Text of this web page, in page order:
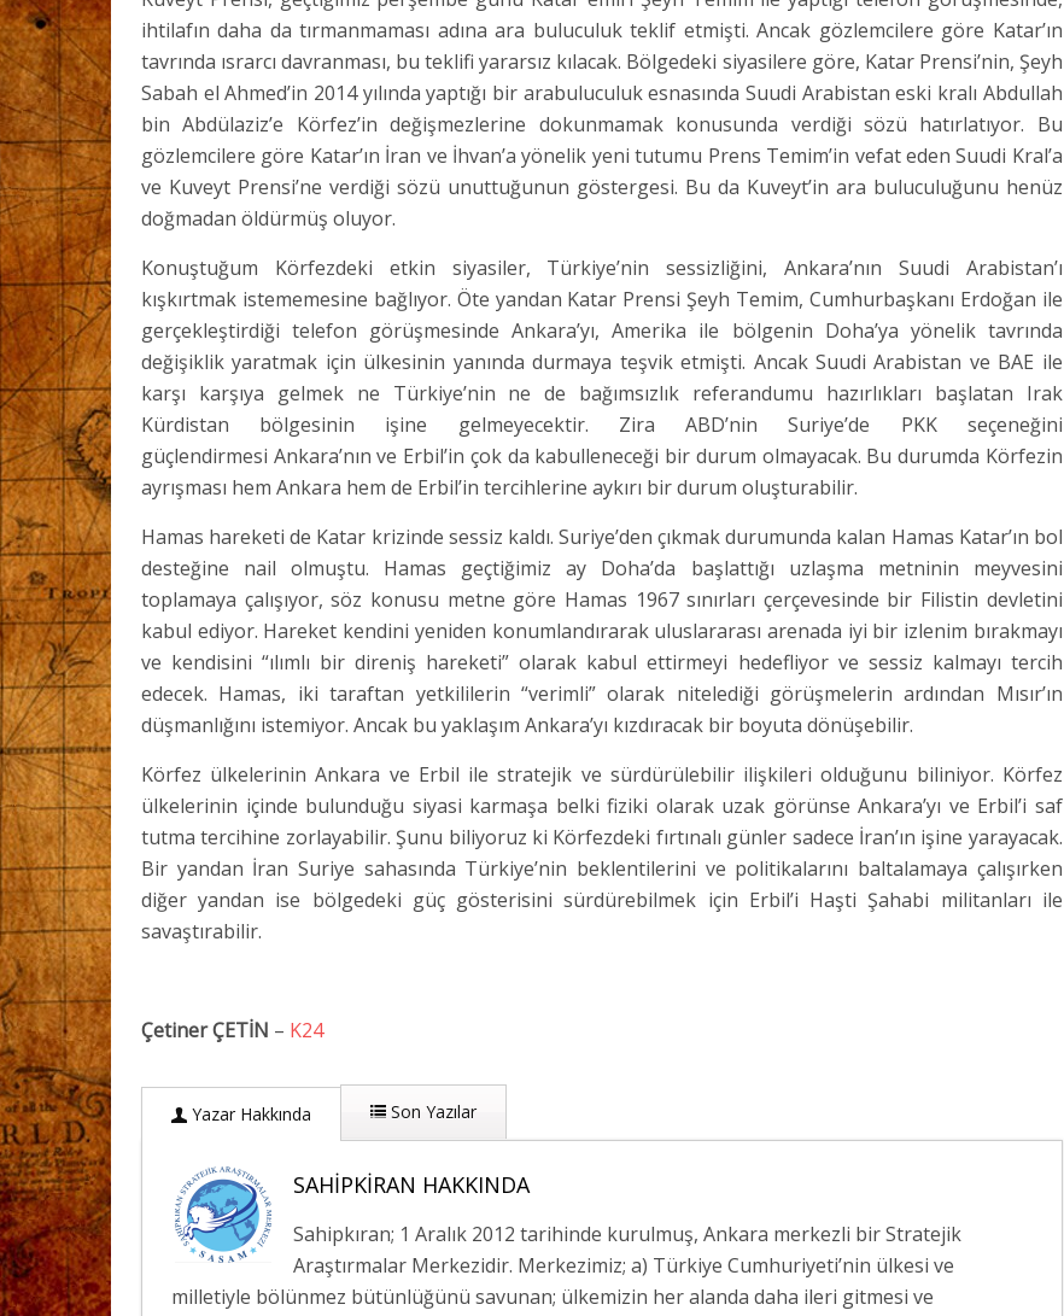
ihtilafın daha da tırmanmaması adına ara buluculuk teklif etmişti. Ancak gözlemcilere göre Katar’ın
tavrında ısrarcı davranması, bu teklifi yararsız kılacak. Bölgedeki siyasilere göre, Katar Prensi’nin, Şeyh
Sabah el Ahmed’in 2014 yılında yaptığı bir arabuluculuk esnasında Suudi Arabistan eski kralı Abdullah
bin Abdülaziz’e Körfez’in değişmezlerine dokunmamak konusunda verdiği sözü hatırlatıyor. Bu
gözlemcilere göre Katar’ın İran ve İhvan’a yönelik yeni tutumu Prens Temim’in vefat eden Suudi Kral’a
ve Kuveyt Prensi’ne verdiği sözü unuttuğunun göstergesi. Bu da Kuveyt’in ara buluculuğunu henüz
doğmadan öldürmüş oluyor.
Konuştuğum Körfezdeki etkin siyasiler, Türkiye’nin sessizliğini, Ankara’nın Suudi Arabistan’ı
kışkırtmak istememesine bağlıyor. Öte yandan Katar Prensi Şeyh Temim, Cumhurbaşkanı Erdoğan ile
gerçekleştirdiği telefon görüşmesinde Ankara’yı, Amerika ile bölgenin Doha’ya yönelik tavrında
değişiklik yaratmak için ülkesinin yanında durmaya teşvik etmişti. Ancak Suudi Arabistan ve BAE ile
karşı karşıya gelmek ne Türkiye’nin ne de bağımsızlık referandumu hazırlıkları başlatan Irak
Kürdistan bölgesinin işine gelmeyecektir. Zira ABD’nin Suriye’de PKK seçeneğini
güçlendirmesi Ankara’nın ve Erbil’in çok da kabulleneceği bir durum olmayacak. Bu durumda Körfezin
ayrışması hem Ankara hem de Erbil’in tercihlerine aykırı bir durum oluşturabilir.
Hamas hareketi de Katar krizinde sessiz kaldı. Suriye’den çıkmak durumunda kalan Hamas Katar’ın bol
desteğine nail olmuştu. Hamas geçtiğimiz ay Doha’da başlattığı uzlaşma metninin meyvesini
toplamaya çalışıyor, söz konusu metne göre Hamas 1967 sınırları çerçevesinde bir Filistin devletini
kabul ediyor. Hareket kendini yeniden konumlandırarak uluslararası arenada iyi bir izlenim bırakmayı
ve kendisini “ılımlı bir direniş hareketi” olarak kabul ettirmeyi hedefliyor ve sessiz kalmayı tercih
edecek. Hamas, iki taraftan yetkililerin “verimli” olarak nitelediği görüşmelerin ardından Mısır’ın
düşmanlığını istemiyor. Ancak bu yaklaşım Ankara’yı kızdıracak bir boyuta dönüşebilir.
Körfez ülkelerinin Ankara ve Erbil ile stratejik ve sürdürülebilir ilişkileri olduğunu biliniyor. Körfez
ülkelerinin içinde bulunduğu siyasi karmaşa belki fiziki olarak uzak görünse Ankara’yı ve Erbil’i saf
tutma tercihine zorlayabilir. Şunu biliyoruz ki Körfezdeki fırtınalı günler sadece İran’ın işine yarayacak.
Bir yandan İran Suriye sahasında Türkiye’nin beklentilerini ve politikalarını baltalamaya çalışırken
diğer yandan ise bölgedeki güç gösterisini sürdürebilmek için Erbil’i Haşti Şahabi militanları ile
savaştırabilir.
Çetiner ÇETİN – K24
Yazar Hakkında Son Yazılar
SAHIPKIRAN HAKKINDA
Sahipkıran; 1 Aralık 2012 tarihinde kurulmuş, Ankara merkezli bir Stratejik
Araştırmalar Merkezidir. Merkezimiz; a) Türkiye Cumhuriyeti’nin ülkesi ve
milletiyle bölünmez bütünlüğünü savunan; ülkemizin her alanda daha ileri gitmesi ve